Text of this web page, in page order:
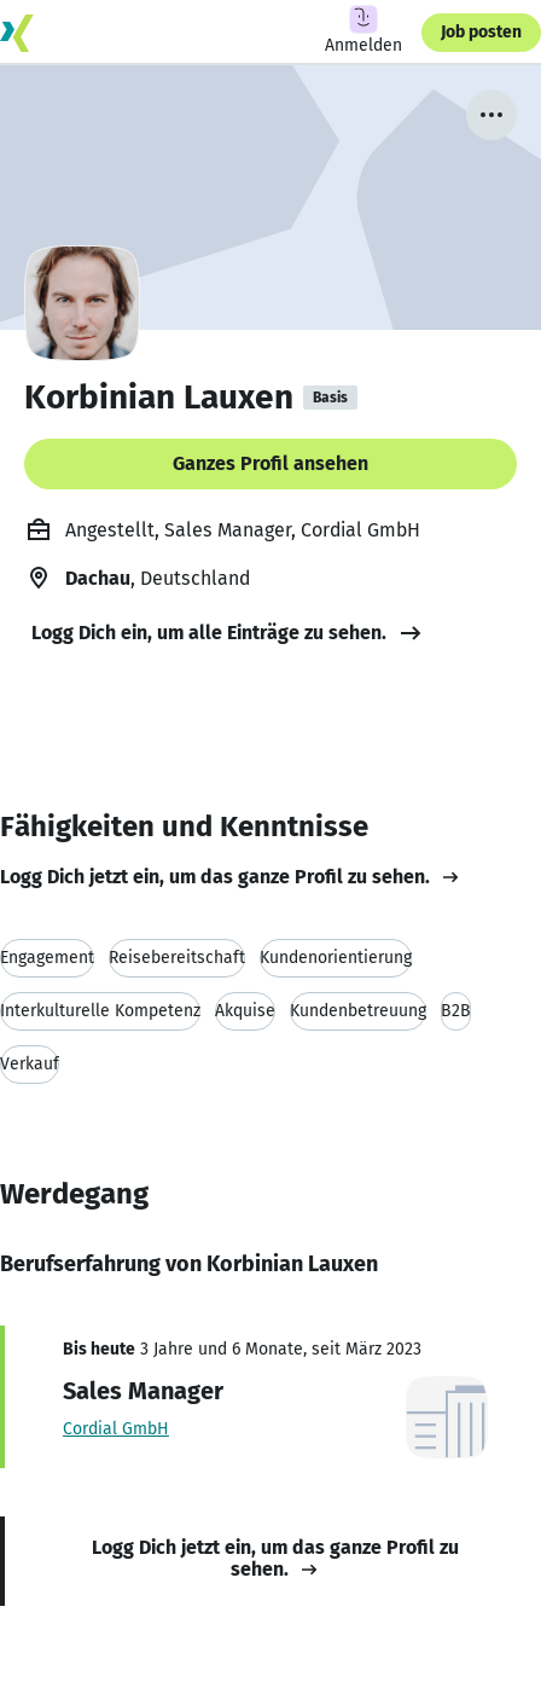
Anmelden
Job posten
Korbinian Lauxen Basis
Ganzes Profil ansehen
Angestellt, Sales Manager, Cordial GmbH
Dachau, Deutschland
Logg Dich ein, um alle Einträge zu sehen.
Fähigkeiten und Kenntnisse
Logg Dich jetzt ein, um das ganze Profil zu sehen.
Engagement Reisebereitschaft Kundenorientierung
Interkulturelle Kompetenz Akquise Kundenbetreuung B2B
Verkauf
Werdegang
Berufserfahrung von Korbinian Lauxen
Bis heute 3 Jahre und 6 Monate, seit März 2023
Sales Manager
Cordial GmbH
Logg Dich jetzt ein, um das ganze Profil zu
sehen.